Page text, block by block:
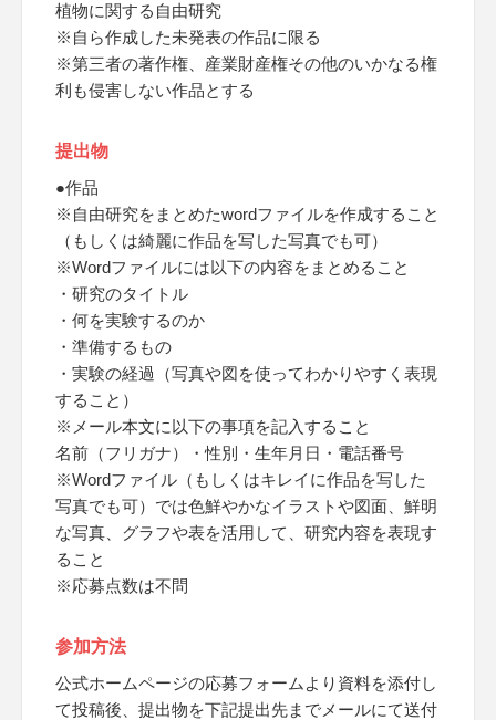
植物に関する自由研究
※自ら作成した未発表の作品に限る
※第三者の著作権、産業財産権その他のいかなる権
利も侵害しない作品とする
提出物
●作品
※自由研究をまとめたwordファイルを作成すること
（もしくは綺麗に作品を写した写真でも可）
※Wordファイルには以下の内容をまとめること
・研究のタイトル
・何を実験するのか
・準備するもの
・実験の経過（写真や図を使ってわかりやすく表現
すること）
※メール本文に以下の事項を記入すること
名前（フリガナ）・性別・生年月日・電話番号
※Wordファイル（もしくはキレイに作品を写した
写真でも可）では色鮮やかなイラストや図面、鮮明
な写真、グラフや表を活用して、研究内容を表現す
ること
※応募点数は不問
参加方法
公式ホームページの応募フォームより資料を添付し
て投稿後、提出物を下記提出先までメールにて送付